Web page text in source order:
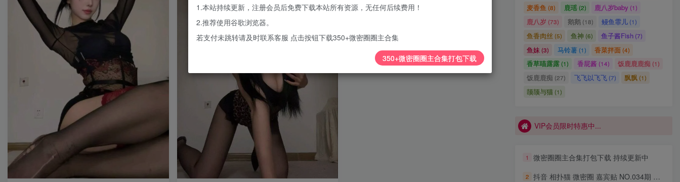
3 葱油饼er 微密圈合集[持续更新]
4 抖音 八酱 微密圈 NO.030期 【19P9V】最新至：2024.5.13
保守的二舅妈 微密圈合集[持续更新2024.03.24]
6 小厨娘美食记 微密圈合集[持续更新2024.3.31]
麦香鱼 (8) 鹿瑶(2) 鹿八岁baby (1)
鹿八岁 (73) 鹅鹅(18) 鳗鱼霏儿(1)
鱼香肉丝 (5) 鱼神 (6) 鱼子酱Fish(7)
鱼妹 (3) 马铃薯(1) 香菜拌面(4)
香草喵露露(1) 香屁酱(14) 饭鹿鹿鹿痴 (1)
饭鹿鹿痴 (27) 飞飞以飞飞(7) 飘飘(1)
颉颉与猫 (1)
VIP会员限时特惠中...
VIP会员限时特惠中...
1 微密圈圈主合集打包下载 持续更新中
2 抖音 相扑猫 微密圈 嘉宾贴 NO.034期 【15P】最新至：2024.8.20
1.本站持续更新，注册会员后免费下载本站所有资源，无任何后续费用！
2.推荐使用谷歌浏览器。
若支付未跳转请及时联系客服 点击按钮下载350+微密圈圈主合集
350+微密圈圈主合集打包下载